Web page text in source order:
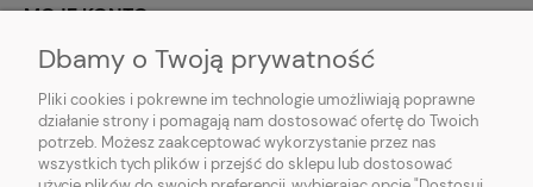
MOJE KONTO
PARTNERZY
Dbamy o Twoją prywatność
Pliki cookies i pokrewne im technologie umożliwiają poprawne
działanie strony i pomagają nam dostosować ofertę do Twoich
potrzeb. Możesz zaakceptować wykorzystanie przez nas
wszystkich tych plików i przejść do sklepu lub dostosować